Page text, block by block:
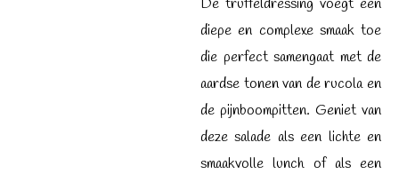
diepe en complexe smaak toe
die perfect samengaat met de
aardse tonen van de rucola en
de pijnboompitten. Geniet van
deze salade als een lichte en
smaakvolle lunch of als een